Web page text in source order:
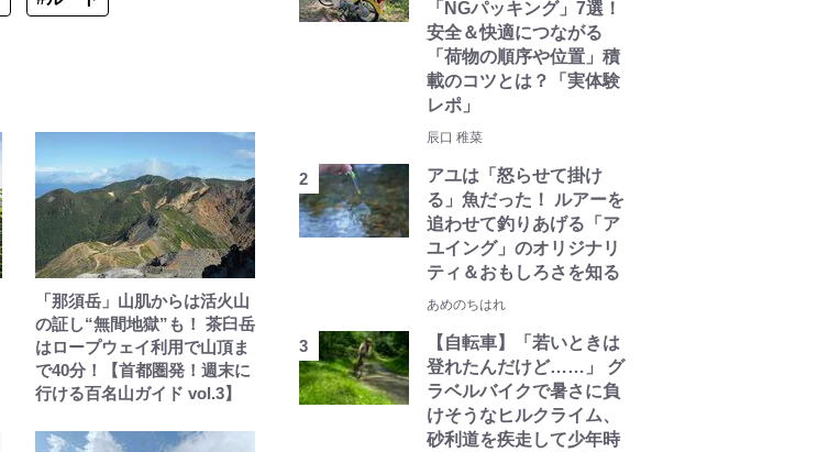
「那須岳」山肌からは活火山
の証し“無間地獄”も！ 茶臼岳
はロープウェイ利用で山頂ま
で40分！【首都圏発！週末に
行ける百名山ガイド vol.3】
「NGパッキング」7選！
安全＆快適につながる
「荷物の順序や位置」積
載のコツとは？「実体験
レポ」
辰口 稚菜
アユは「怒らせて掛け
る」魚だった！ ルアーを
追わせて釣りあげる「ア
ユイング」のオリジナリ
ティ＆おもしろさを知る
あめのちはれ
【自転車】「若いときは
登れたんだけど……」 グ
ラベルバイクで暑さに負
けそうなヒルクライム、
砂利道を疾走して少年時